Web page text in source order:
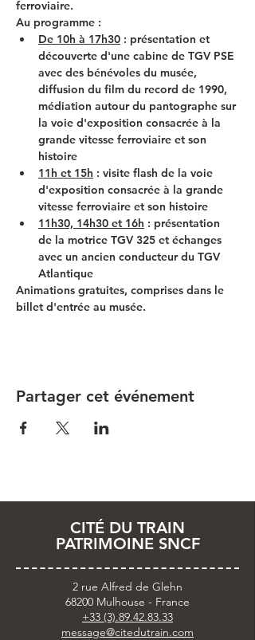
ferroviaire.
Au programme :
De 10h à 17h30 : présentation et
découverte d'une cabine de TGV PSE
avec des bénévoles du musée,
diffusion du film du record de 1990,
médiation autour du pantographe sur
la voie d'exposition consacrée à la
grande vitesse ferroviaire et son
histoire
11h et 15h : visite flash de la voie
d'exposition consacrée à la grande
vitesse ferroviaire et son histoire
11h30, 14h30 et 16h : présentation
de la motrice TGV 325 et échanges
avec un ancien conducteur du TGV
Atlantique
Animations gratuites, comprises dans le
billet d'entrée au musée.
Partager cet événement
CITÉ DU TRAIN
PATRIMOINE SNCF
2 rue Alfred de Glehn
68200 Mulhouse - France
+33 (3).89.42.83.33
message@citedutrain.com